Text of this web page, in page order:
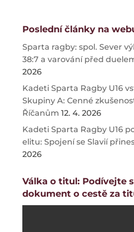
Poslední články na
Sparta ragby: spol. Sever
38:7 a varování před
2026
Kadeti Sparta Ragby U16
Skupiny A: Cenné
Říčanům 12. 4. 2026
Kadeti Sparta Ragby U16
elitu: Spojení se Slavií
2026
Válka o titul: Podívejte
dokument o cestě za